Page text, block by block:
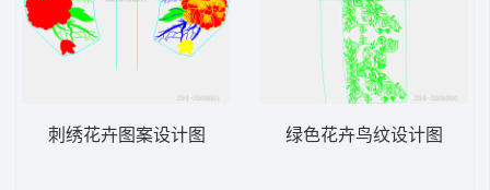
刺绣花卉图案设计图 绿色花卉鸟纹设计图